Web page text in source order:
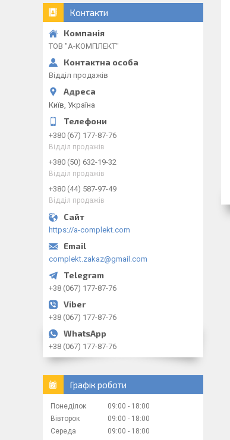
Контакти
ТОВ "А-КОМПЛЕКТ"
Відділ продажів
Київ, Україна
+380 (67) 177-87-76
Відділ продажів
+380 (50) 632-19-32
Відділ продажів
+380 (44) 587-97-49
Відділ продажів
https://a-complekt.com
complekt.zakaz@gmail.com
+38 (067) 177-87-76
+38 (067) 177-87-76
+38 (067) 177-87-76
Графік роботи
Понеділок 09:00
18:00
Вівторок
09:00
18:00
Середа
09:00
18:00